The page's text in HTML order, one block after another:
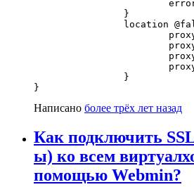
                }
location
                }
}
Написано более трёх лет назад
Как подключить
ы) ко всем
помощью Webmin?